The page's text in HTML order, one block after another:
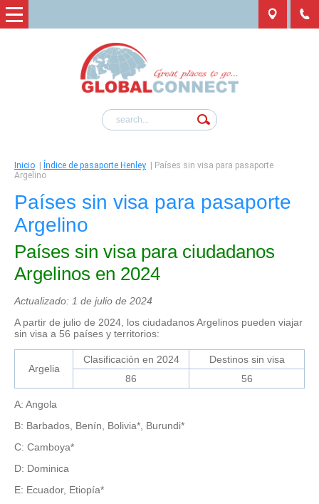
Inicio Índice de pasaporte Henley
Países sin visa para pasaporte
Argelino
Países sin visa para pasaporte
Argelino
Países sin visa para ciudadanos
Argelinos en 2024
Actualizado: 1 de julio de 2024
A partir de julio de 2024, los ciudadanos Argelinos pueden viajar
sin visa a 56 países y territorios:
Argelia
Clasificación en 2024
Destinos sin visa
86
56
A: Angola
B: Barbados, Benín, Bolivia*, Burundi*
C: Camboya*
D: Dominica
E: Ecuador, Etiopía*